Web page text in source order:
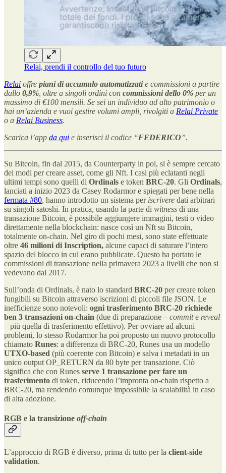
Relai, prendi il controllo del tuo futuro
Relai offre piani di accumulo automatizzatie commissioni a partire
dallo 0,9% , oltre a singoli ordini con commissioni dello 0% per un
massimo di €100 mensili. Se sei un individuo ad alto patrimonio o
hai un’azienda e vuoi gestire volumi ampli, rivolgiti a Relai Private
o a Relai Business.
Scarica l’app da qui e inserisci il codice “FEDERICO”.
Su Bitcoin, fin dal 2015, da Counterparty in poi, si è sempre cercato
dei modi per creare asset, come gli Nft. I casi più eclatanti negli
ultimi tempi sono quelli di Ordinals e token BRC-20. Gli Ordinals,
lanciati a inizio 2023 da Casey Rodarmor e spiegati per bene nella
fermata #80, hanno introdotto un sistema per iscrivere dati arbitrari
su singoli satoshi. In pratica, usando la parte di witness di una
transazione Bitcoin, è possibile aggiungere immagini, testi o video
direttamente nella blockchain: nasce così un Nft su Bitcoin,
totalmente on-chain. Nel giro di pochi mesi, sono state effettuate
oltre 46 milioni di Inscription, alcune capaci di saturare l’intero
spazio del blocco in cui erano pubblicate. Questo ha portato le
commissioni di transazione nella primavera 2023 a livelli che non si
vedevano dal 2017.
Sull’onda di Ordinals, è nato lo standard BRC-20 per creare token
fungibili su Bitcoin attraverso iscrizioni di piccoli file JSON. Le
inefficienze sono notevoli: ogni trasferimento BRC-20 richiede
ben 3 transazioni on-chain (due di preparazione – commite reveal
– più quella di trasferimento effettivo). Per ovviare ad alcuni
problemi, lo stesso Rodarmor ha poi proposto un nuovo protocollo
chiamato Runes: a differenza di BRC-20, Runes usa un modello
UTXO-based (più coerente con Bitcoin) e salva i metadati in un
unico output OP_RETURN da 80 byte per transazione. Ciò
significa che con Runes serve 1 transazione per fare un
trasferimento di token, riducendo l’impronta on-chain rispetto a
BRC-20, ma rendendo comunque impossibile la scalabilità in caso
di alta adozione.
RGB e la transizione off-chain
L’approccio di RGB è diverso, prima di tutto per la client-side
validation.